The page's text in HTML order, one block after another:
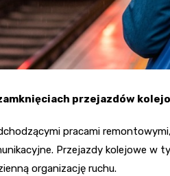
przejazdów
pracami
Przejazdy kolejowe w
organizację ruchu.